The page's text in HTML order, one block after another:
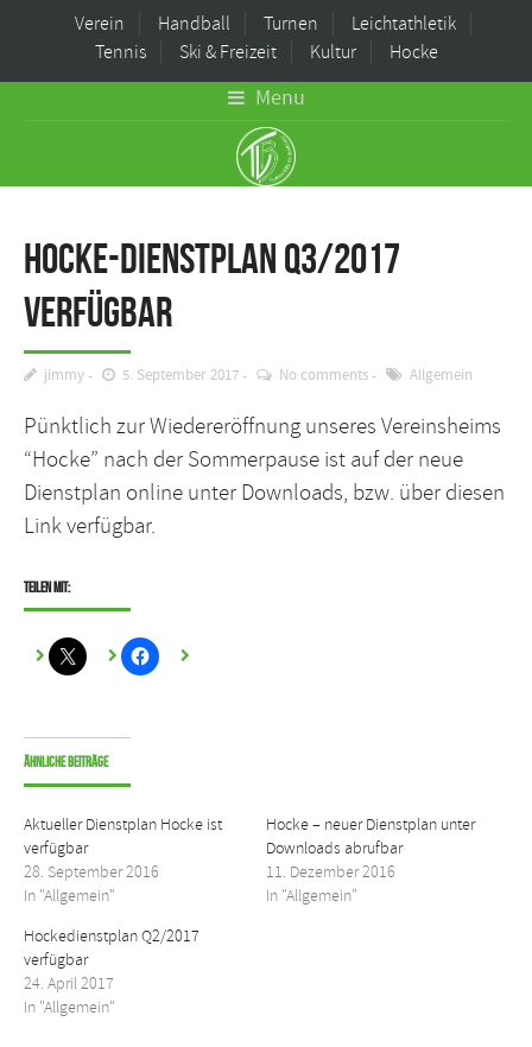
Verein Handball Turnen
Leichtathletik
Tennis
Ski & Freizeit Kultur Hocke
Menu
Hocke-Dienstplan Q3/2017
verfügbar
jimmy 5. September 2017 No comments Allgemein
Pünktlich zur Wiedereröffnung unseres Vereinsheims
“Hocke” nach der Sommerpause ist auf der neue
Dienstplan online unter Downloads, bzw. über diesen
Linkverfügbar.
Teilen mit:
Ähnliche Beiträge
Aktueller Dienstplan Hocke ist
verfügbar
28. September 2016
In "Allgemein"
Hocke – neuer Dienstplan unter
Downloads abrufbar
11. Dezember 2016
In "Allgemein"
Hockedienstplan Q2/2017
verfügbar
24. April 2017
In "Allgemein"